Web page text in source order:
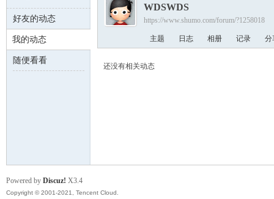
数 ›
好友的动态
我的动态
随便看看
WDSWDS
https://www.shumo.com/forum/?1258018
主题 日志 相册 记录 分
还没有相关动态
Powered by Discuz! X3.4
Copyright © 2001-2021, Tencent Cloud.